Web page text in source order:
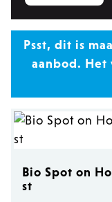
producten
verzorging
Psst, dit is
aanbod. Het
Bio Spot on
st